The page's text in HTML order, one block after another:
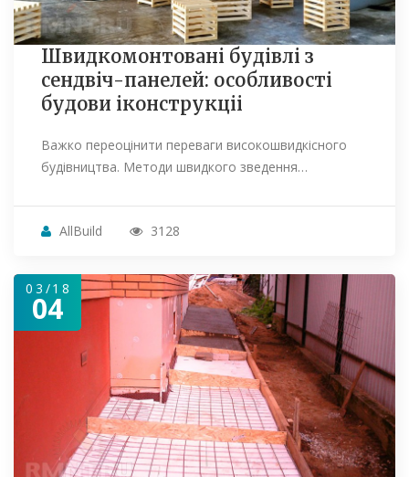
Швидкомонтовані будівлі з
сендвіч-панелей: особливості
будови іконструкціі
Важко переоцінити переваги високошвидкісного
будівництва. Методи швидкого зведення…
AllBuild 3128
03/18
04